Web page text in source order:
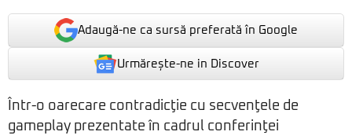
Adaugă-ne ca sursă preferată în Google
Urmărește-ne in Discover
Într-o oarecare contradicţie cu secvenţele de
gameplay prezentate în cadrul conferinţei